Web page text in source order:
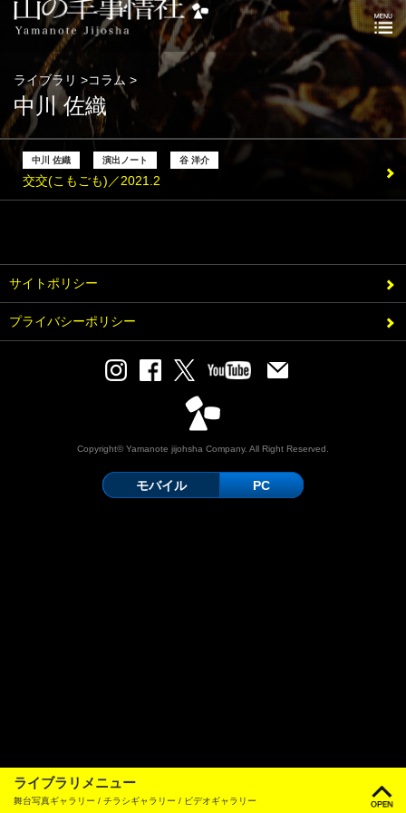
ライブラリメニュー
舞台写真ギャラリー / チラシギャラリー / ビデオギャラリー
ライブラリ >コラム >
中川 佐織
中川 佐織 演出ノート 谷 洋介
交交(こもごも)／2021.2
サイトポリシー
プライバシーポリシー
Copyright© Yamanote jijohsha Company. All Right Reserved.
モバイル PC